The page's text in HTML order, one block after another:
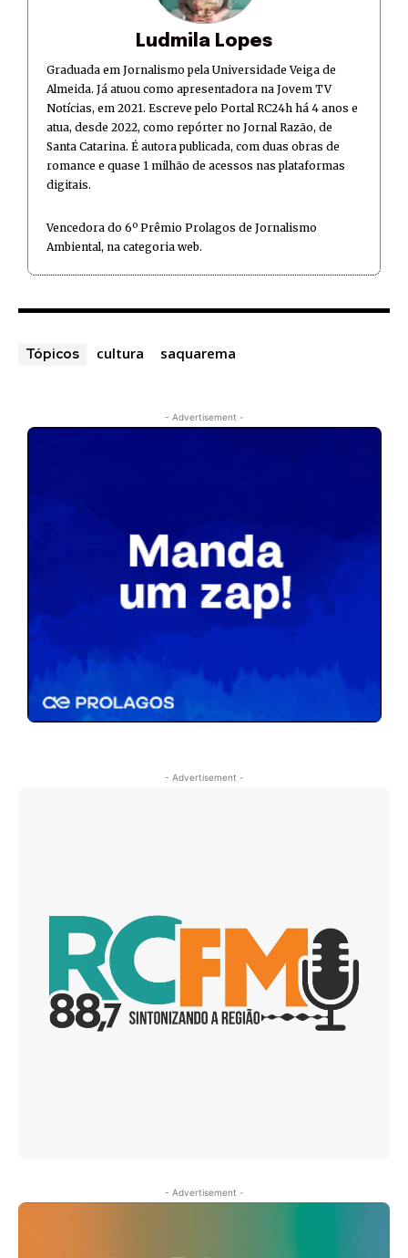
Ludmila Lopes
Graduada em Jornalismo pela Universidade Veiga de
Almeida. Já atuou como apresentadora na Jovem TV
Notícias, em 2021. Escreve pelo Portal RC24h há 4 anos e
atua, desde 2022, como repórter no Jornal Razão, de
Santa Catarina. É autora publicada, com duas obras de
romance e quase 1 milhão de acessos nas plataformas
digitais.
Vencedora do 6º Prêmio Prolagos de Jornalismo
Ambiental, na categoria web.
Tópicos cultura saquarema
- Advertisement -
- Advertisement -
- Advertisement -